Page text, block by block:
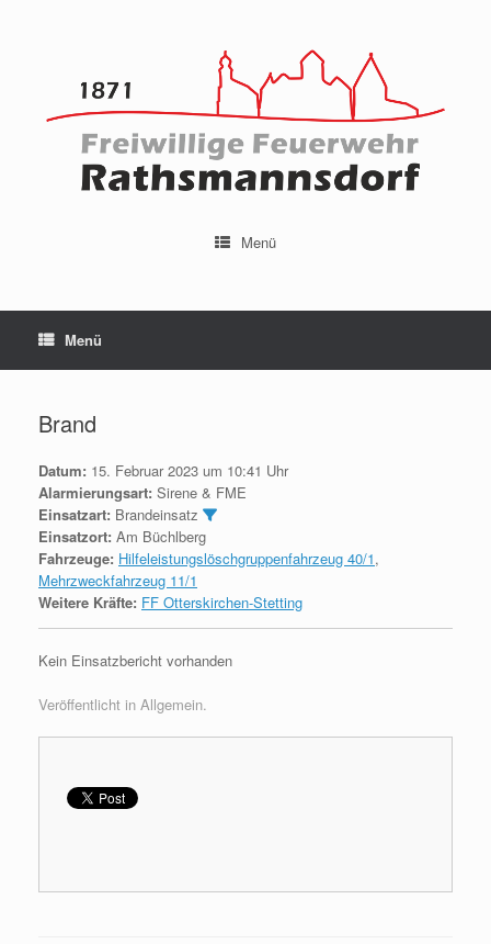
Menü
Menü
Brand
Datum: 15. Februar 2023 um 10:41 Uhr
Alarmierungsart: Sirene & FME
Einsatzart: Brandeinsatz
Einsatzort: Am Büchlberg
Fahrzeuge: Hilfeleistungslöschgruppenfahrzeug 40/1,
Mehrzweckfahrzeug 11/1
Weitere Kräfte: FF Otterskirchen-Stetting
Kein Einsatzbericht vorhanden
Veröffentlicht in Allgemein.